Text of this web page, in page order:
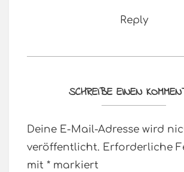
Reply
SCHREIBE EINEN
Deine E-Mail-Adresse wird
veröffentlicht. Erforderliche
mit * markiert